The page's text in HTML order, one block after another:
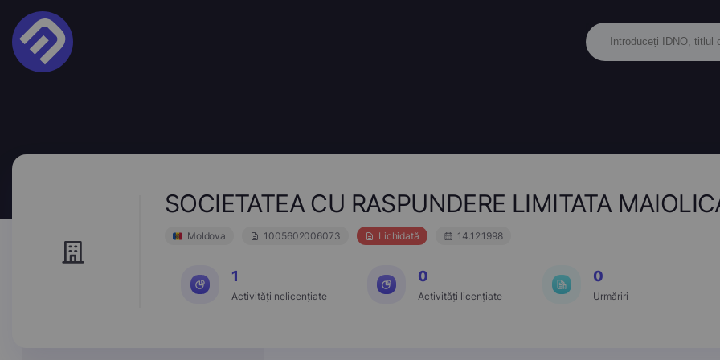
SOCIETATEA CU RASPUNDERE LIMITATA
Moldova 1005602006073 Lichidată 14.12.1998
1
Activități nelicențiate
0
Activități licențiate
0
Urmăriri